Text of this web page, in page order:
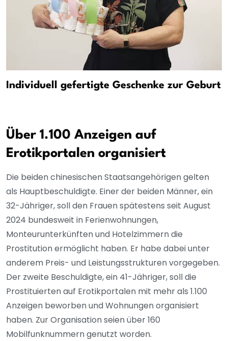
Individuell gefertigte Geschenke zur Geburt
Über 1.100 Anzeigen auf
Erotikportalen organisiert
Die beiden chinesischen Staatsangehörigen gelten
als Hauptbeschuldigte. Einer der beiden Männer, ein
32-Jähriger, soll den Frauen spätestens seit August
2024 bundesweit in Ferienwohnungen,
Monteurunterkünften und Hotelzimmern die
Prostitution ermöglicht haben. Er habe dabei unter
anderem Preis- und Leistungsstrukturen vorgegeben.
Der zweite Beschuldigte, ein 41-Jähriger, soll die
Prostituierten auf Erotikportalen mit mehr als 1.100
Anzeigen beworben und Wohnungen organisiert
haben. Zur Organisation seien über 160
Mobilfunknummern genutzt worden.